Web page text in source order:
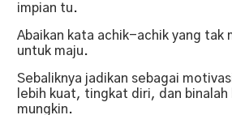
impian tu.
Abaikan kata achik-achik yang tak
untuk maju.
Sebaliknya jadikan sebagai
lebih kuat, tingkat diri, dan binalah
mungkin.